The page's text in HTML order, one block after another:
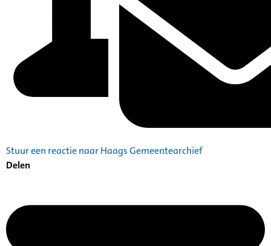
Stuur een reactie naar Haags Gemeentearchief
Delen